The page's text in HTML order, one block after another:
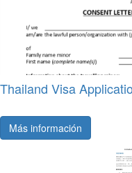
Thailand Visa
Más información